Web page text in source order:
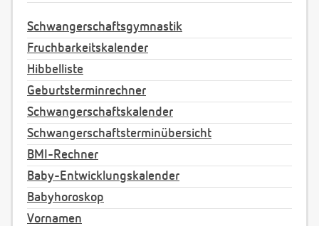
Schwangerschaftsgymnastik
Fruchbarkeitskalender
Hibbelliste
Geburtsterminrechner
Schwangerschaftskalender
Schwangerschaftsterminübersicht
BMI-Rechner
Baby-Entwicklungskalender
Babyhoroskop
Vornamen